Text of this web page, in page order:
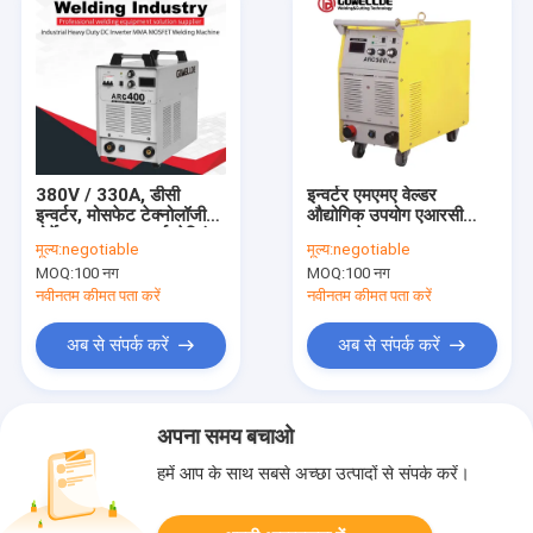
380V / 330A, डीसी
इन्वर्टर, मोसफेट टेक्नोलॉजी
मशीन / टूल वेल्डर-आर्क 400
मूल्य:negotiable
MOQ:100 नग
नवीनतम कीमत पता करें
अब से संपर्क करें
इन्वर्टर एमएमए वेल्डर
औद्योगिक उपयोग एआरसी
पोर्टेबल वेल्डिंग मशीनमशीन
ARC500
मूल्य:negotiable
MOQ:100 नग
नवीनतम कीमत पता करें
अब से संपर्क करें
अपना समय बचाओ
हमें आप के साथ सबसे अच्छा उत्पादों से संपर्क करें।